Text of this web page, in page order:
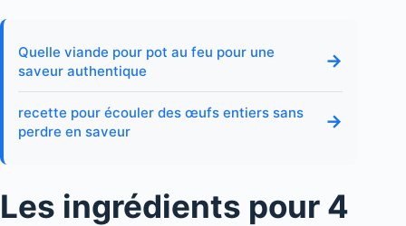
Quelle viande pour pot au feu pour une
saveur authentique
→
recette pour écouler des œufs entiers sans
perdre en saveur
→
Les ingrédients pour 4